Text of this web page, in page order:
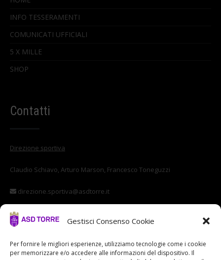
Gestisci Consenso Cookie
Per fornire le migliori esperienze, utilizziamo tecnologie come i cookie
per memorizzare e/o accedere alle informazioni del dispositivo. Il
INFO TESSERAMENTI
COMUNICATI UFFICIALI
5 X MILLE
SHOP
Contatti
Direzione sportiva
Claudio Schiavo, Arturo Marson, Francesco Toneguzzi
direzione.sportiva@asdtorre.it
Settore giovanile
settore.giovanile@asdtorre.it